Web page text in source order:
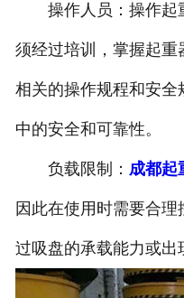
操作人员：操作起
须经过培训，掌握起重
相关的操作规程和安
中的安全和可靠性。
负载限制： 成都起
因此在使用时需要合
过吸盘的承载能力或出